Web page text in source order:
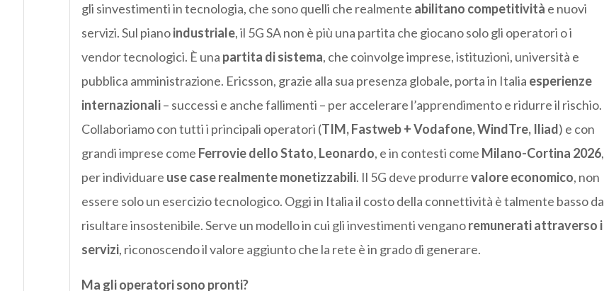
gli sinvestimenti in tecnologia, che sono quelli che realmente abilitano competitività e nuovi
servizi. Sul pianoindustriale, il 5G SA non è più una partita che giocano solo gli operatori o i
vendor tecnologici. È una partita di sistema, che coinvolge imprese, istituzioni, università e
pubblica amministrazione. Ericsson, grazie alla sua presenza globale, porta in Italia esperienze
internazionali– successi e anche fallimenti – per accelerare l’apprendimento e ridurre il rischio.
Collaboriamo con tutti i principali operatori (TIM, Fastweb + Vodafone, WindTre, Iliad) e con
grandi imprese come Ferrovie dello Stato, Leonardo, e in contesti come Milano-Cortina 2026,
per individuare use case realmente monetizzabili. Il 5G deve produrrevalore economico, non
essere solo un esercizio tecnologico. Oggi in Italia il costo della connettività è talmente basso da
risultare insostenibile. Serve un modello in cui gli investimenti venganoremunerati attraverso i
servizi, riconoscendo il valore aggiunto che la rete è in grado di generare.
Ma gli operatori sono pronti?